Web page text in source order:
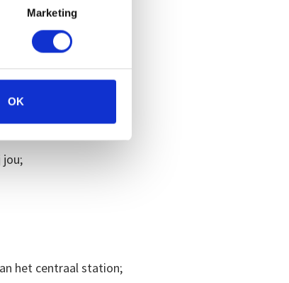
Marketing
OK
jou;
het centraal station;